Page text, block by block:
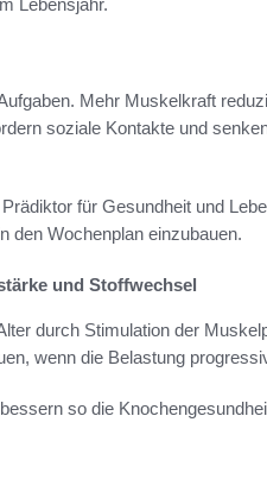
Lebensjahr.
Mehr Muskelkraft
soziale Kontakte und
für Gesundheit und
den Wochenplan einzubauen.
und Stoffwechsel
durch Stimulation der
wenn die Belastung
so die